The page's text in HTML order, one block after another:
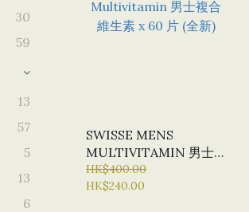
30
59
13
57
5
13
6
SWISSE MENS
MULTIVITAMIN 男士
複合維生素 X 60 片 (全
新)
HK$400.00
HK$240.00